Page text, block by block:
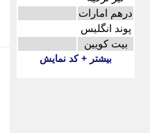
درهم امارات
پوند انگلیس
بیت کویین
بیشتر + کد نمایش